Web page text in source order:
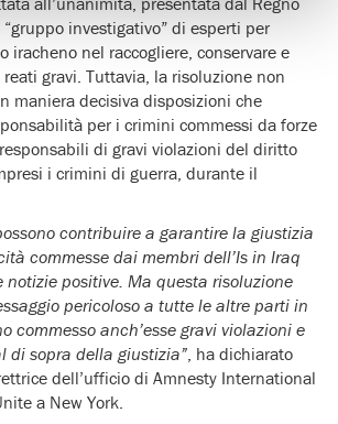
investigativo” di esperti per
iracheno nel raccogliere, conservare e
gravi. Tuttavia, la risoluzione non
maniera decisiva disposizioni che
per i crimini commessi da forze
di gravi violazioni del diritto
i crimini di guerra, durante il
contribuire a garantire la giustizia
commesse dai membri dell’Is in Iraq
positive. Ma questa risoluzione
pericoloso a tutte le altre parti in
commesso anch’esse gravi violazioni e
di sopra della giustizia” , ha dichiarato
dell’ufficio di Amnesty International
a New York.